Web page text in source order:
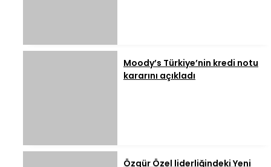
Moody’s Türkiye’nin kredi notu
kararını açıkladı
Özgür Özel liderliğindeki Yeni